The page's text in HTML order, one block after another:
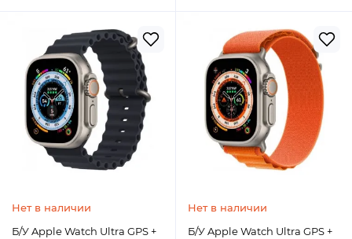
Нет в наличии
Б/У Apple Watch Ultra GPS +
Нет в наличии
Б/У Apple Watch Ultra GPS +